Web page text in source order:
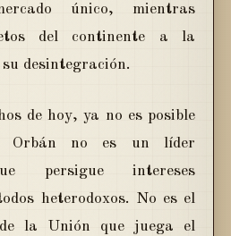
único, mientras
del continente a la
desintegración.
de hoy, ya no es posible
Orbán no es un líder
persigue intereses
heterodoxos. No es el
la Unión que juega el